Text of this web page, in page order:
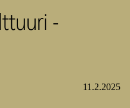
-
11.2.2025